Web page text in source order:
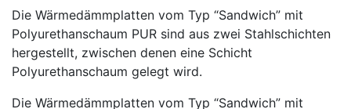
Die Wärmedämmplatten vom Typ “Sandwich” mit
Polyurethanschaum PUR sind aus zwei Stahlschichten
hergestellt, zwischen denen eine Schicht
Polyurethanschaum gelegt wird.
Die Wärmedämmplatten vom Typ “Sandwich” mit